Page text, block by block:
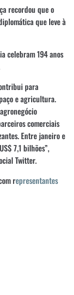
recordou que o
que leve à
celebram 194 anos
para
e agricultura.
comerciais
Entre janeiro e
7,1 bilhões”,
Twitter.
representantes